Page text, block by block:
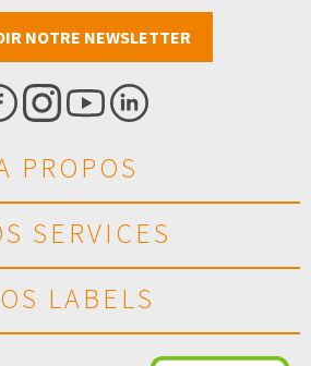
NOTRE NEWSLETTER
PROPOS
SERVICES
LABELS